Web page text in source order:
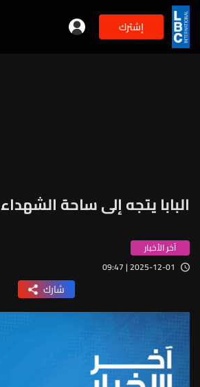
إشترك
البابا يتجه إلى ساحة الشهداء
آخر الأخبار
2025-12-01 | 09:47
شارك